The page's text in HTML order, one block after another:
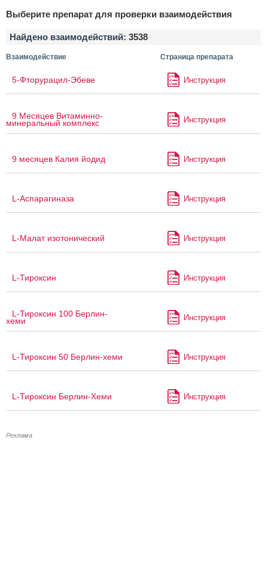
Выберите препарат для проверки взаимодействия
Найдено взаимодействий: 3538
Взаимодействие Страница препарата
5-Фторурацил-Эбеве Инструкция
9 Месяцев Витаминно-
минеральный комплекс Инструкция
9 месяцев Калия йодид Инструкция
L-Аспарагиназа Инструкция
L-Малат изотонический Инструкция
L-Тироксин Инструкция
L-Тироксин 100 Берлин-
хеми Инструкция
L-Тироксин 50 Берлин-хеми Инструкция
L-Тироксин Берлин-Хеми Инструкция
Реклама